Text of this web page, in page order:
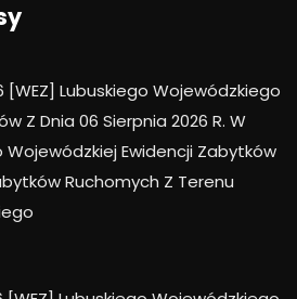
[WEZ] Lubuskiego Wojewódzkiego
Z Dnia 06 Sierpnia 2026 R. W
Wojewódzkiej Ewidencji Zabytków
Ruchomych Z Terenu